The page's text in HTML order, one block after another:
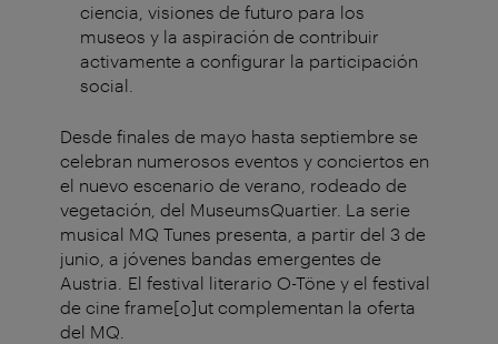
ciencia, visiones de futuro para los
museos y la aspiración de contribuir
activamente a configurar la participación
social.
Desde finales de mayo hasta septiembre se
celebran numerosos eventos y conciertos en
el nuevo escenario de verano, rodeado de
vegetación, del MuseumsQuartier. La serie
musical MQ Tunes presenta, a partir del 3 de
junio, a jóvenes bandas emergentes de
Austria. El festival literario O-Töne y el festival
de cine frame[o]ut complementan la oferta
del MQ.